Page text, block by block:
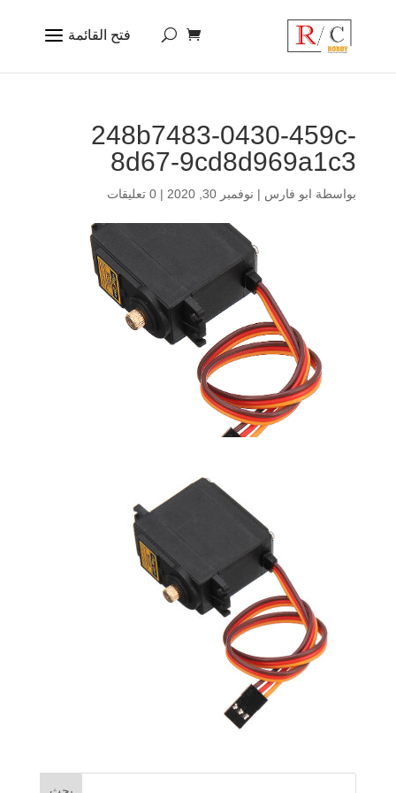
248b7483-0430-459c-
8d67-9cd8d969a1c3
بواسطة ابو فارس | نوفمبر 30, 2020 | 0 تعليقات